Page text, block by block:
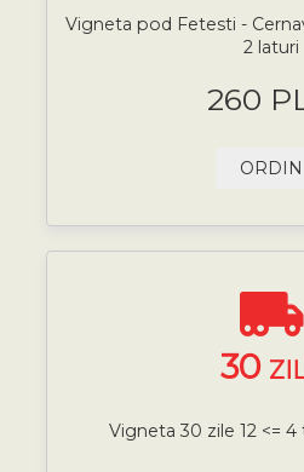
Vigneta pod Fetesti -
2 laturi
260
ORDIN
30
Vigneta 30 zile 12 <=